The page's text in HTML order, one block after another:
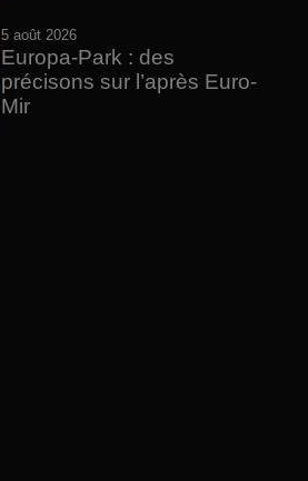
5 août 2026
Europa-Park : des
précisons sur l’après Euro-
Mir